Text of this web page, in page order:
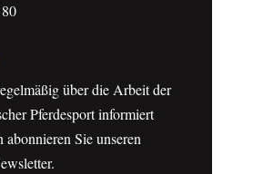
über die Arbeit der
Pferdesport informiert
abonnieren Sie unseren